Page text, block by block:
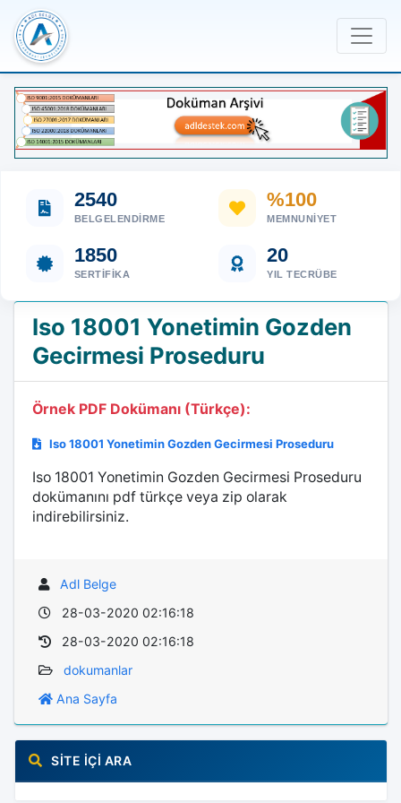
2540
BELGELENDIRME
%100
MEMNUNIYET
1850
SERTIFIKA
20
YIL TECRÜBE
Iso 18001 Yonetimin Gozden
Gecirmesi Proseduru
Örnek PDF Dokümanı (Türkçe):
Iso 18001 Yonetimin Gozden Gecirmesi Proseduru
Iso 18001 Yonetimin Gozden Gecirmesi Proseduru
dokümanını pdf türkçe veya zip olarak
indirebilirsiniz.
Adl Belge
28-03-2020 02:16:18
28-03-2020 02:16:18
dokumanlar
Ana Sayfa
SITE İÇI ARA